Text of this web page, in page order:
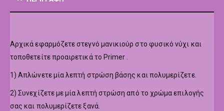
Αρχικά εφαρμόζετε στεγνό μανικιούρ στο φυσικό νύχι και
τοποθετείτε προαιρετικά το Primer .
1) Απλώνετε μία λεπτή στρώση βάσης και πολυμερίζετε.
2) Συνεχίζετε με μία λεπτή στρώση από το χρώμα επιλογής
σας και πολυμερίζετε ξανά.